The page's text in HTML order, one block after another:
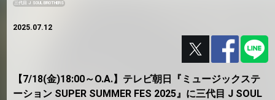
三代目 J SOUL BROTHERS
2025.07.12
【7/18(金)18:00～O.A.】テレビ朝日『ミュージックステ
ーション SUPER SUMMER FES 2025』に三代目 J SOUL